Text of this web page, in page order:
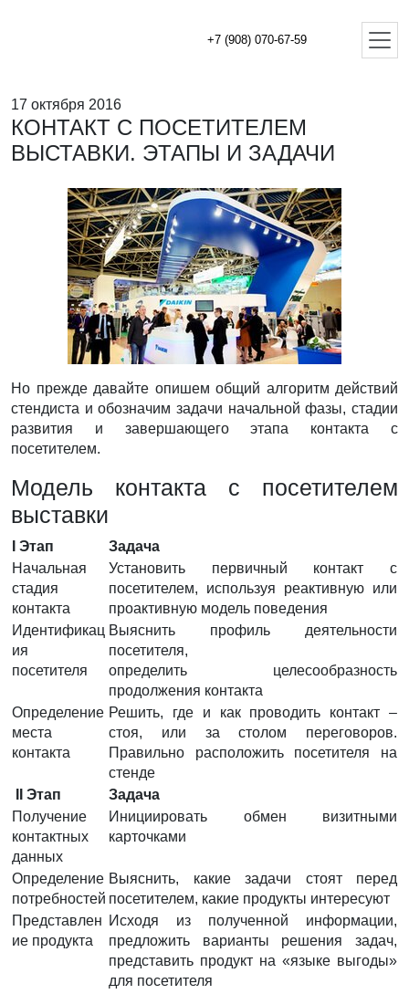
+7 (908) 070-67-59
17 октября 2016
КОНТАКТ С ПОСЕТИТЕЛЕМ
ВЫСТАВКИ. ЭТАПЫ И ЗАДАЧИ
Но прежде давайте опишем общий алгоритм действий
стендиста и обозначим задачи начальной фазы, стадии
развития и завершающего этапа контакта с
посетителем.
Модель контакта с посетителем
выставки
I Этап
Задача
Начальная
стадия
контакта
Установить первичный контакт с
посетителем, используя реактивную или
проактивную модель поведения
Идентификац
ия
посетителя
Выяснить профиль деятельности
посетителя,
определить целесообразность
продолжения контакта
Определение
места
контакта
Решить, где и как проводить контакт –
стоя, или за столом переговоров.
Правильно расположить посетителя на
стенде
II Этап
Задача
Получение
контактных
данных
Инициировать обмен визитными
карточками
Определение
потребностей
Выяснить, какие задачи стоят перед
посетителем, какие продукты интересуют
Представлен
ие продукта
Исходя из полученной информации,
предложить варианты решения задач,
представить продукт на «языке выгоды»
для посетителя